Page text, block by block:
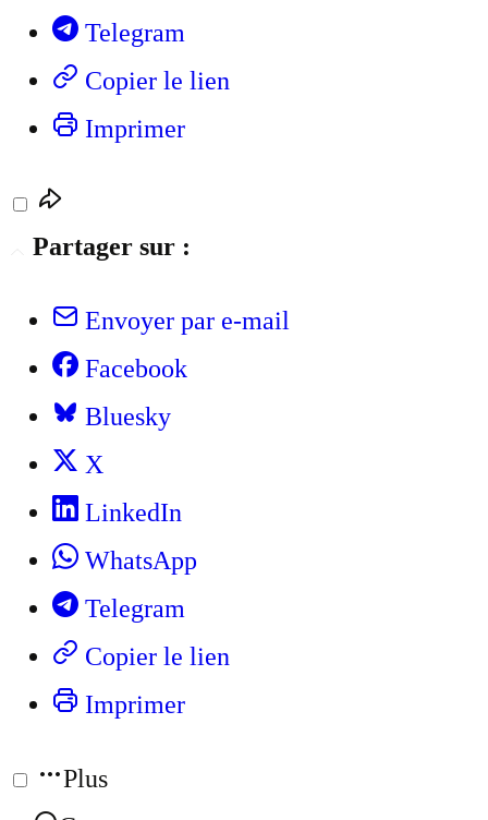
Telegram
Copier le lien
Imprimer
Partager sur :
Envoyer par e-mail
Facebook
Bluesky
X
LinkedIn
WhatsApp
Telegram
Copier le lien
Imprimer
Plus